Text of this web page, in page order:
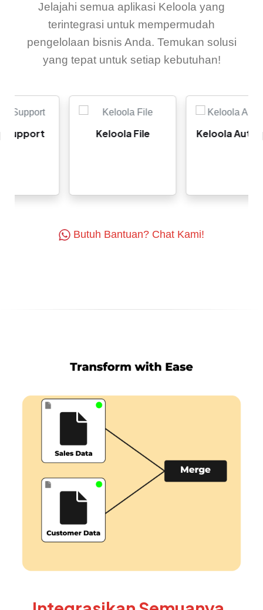
Jelajahi semua aplikasi Keloola yang
terintegrasi untuk mempermudah
pengelolaan bisnis Anda. Temukan solusi
yang tepat untuk setiap kebutuhan!
Keloola File Keloola Automate
Butuh Bantuan? Chat Kami!